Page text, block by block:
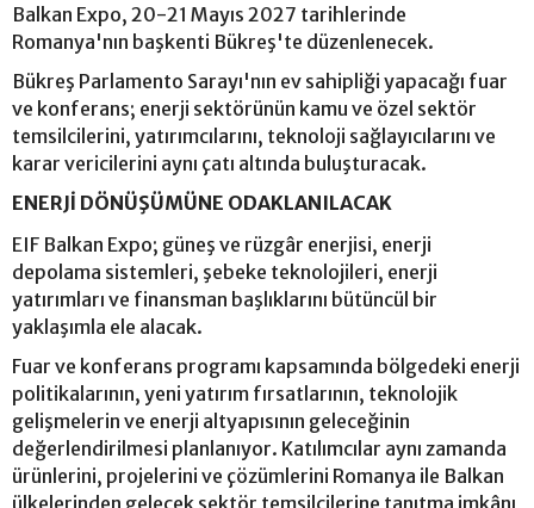
Balkan Expo, 20-21 Mayıs 2027 tarihlerinde
Romanya'nın başkenti Bükreş'te düzenlenecek.
Bükreş Parlamento Sarayı'nın ev sahipliği yapacağı fuar
ve konferans; enerji sektörünün kamu ve özel sektör
temsilcilerini, yatırımcılarını, teknoloji sağlayıcılarını ve
karar vericilerini aynı çatı altında buluşturacak.
ENERJİ DÖNÜŞÜMÜNE ODAKLANILACAK
EIF Balkan Expo; güneş ve rüzgâr enerjisi, enerji
depolama sistemleri, şebeke teknolojileri, enerji
yatırımları ve finansman başlıklarını bütüncül bir
yaklaşımla ele alacak.
Fuar ve konferans programı kapsamında bölgedeki enerji
politikalarının, yeni yatırım fırsatlarının, teknolojik
gelişmelerin ve enerji altyapısının geleceğinin
değerlendirilmesi planlanıyor. Katılımcılar aynı zamanda
ürünlerini, projelerini ve çözümlerini Romanya ile Balkan
ülkelerinden gelecek sektör temsilcilerine tanıtma imkânı